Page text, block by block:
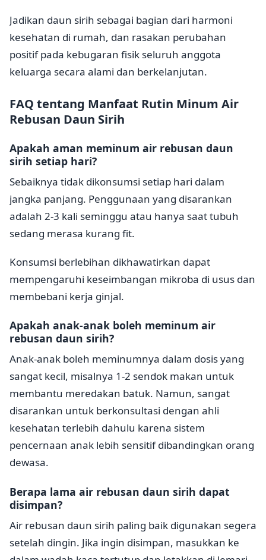
Jadikan daun sirih sebagai bagian dari harmoni
kesehatan di rumah, dan rasakan perubahan
positif pada kebugaran fisik seluruh anggota
keluarga secara alami dan berkelanjutan.
FAQ tentang Manfaat Rutin Minum Air
Rebusan Daun Sirih
Apakah aman meminum air rebusan daun
sirih setiap hari?
Sebaiknya tidak dikonsumsi setiap hari dalam
jangka panjang. Penggunaan yang disarankan
adalah 2-3 kali seminggu atau hanya saat tubuh
sedang merasa kurang fit.
Konsumsi berlebihan dikhawatirkan dapat
mempengaruhi keseimbangan mikroba di usus dan
membebani kerja ginjal.
Apakah anak-anak boleh meminum air
rebusan daun sirih?
Anak-anak boleh meminumnya dalam dosis yang
sangat kecil, misalnya 1-2 sendok makan untuk
membantu meredakan batuk. Namun, sangat
disarankan untuk berkonsultasi dengan ahli
kesehatan terlebih dahulu karena sistem
pencernaan anak lebih sensitif dibandingkan orang
dewasa.
Berapa lama air rebusan daun sirih dapat
disimpan?
Air rebusan daun sirih paling baik digunakan segera
setelah dingin. Jika ingin disimpan, masukkan ke